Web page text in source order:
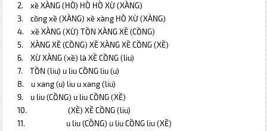
2.
xề XÀNG(HÒ) HÒ HÒ XỪ (XÀNG)
3.
cồng xề(XÀNG) xề xàng HÒ XỪ (XÀNG)
4.
xề XÀNG(XỪ) TỒN XÀNG XỀ (CỒNG)
5.
XÀNG XỀ(CỒNG) XỀ XÀNG XỀ CỒNG (XỀ)
6.
XỪ XÀNG(xề) là XỀ CỒNG (liu)
7.
TỒN (liu) u liu CỒNG liu (u)
8.
u xang(u) liu u xang (liu)
9.
u liu(CỒNG) u liu CỒNG (XỀ)
10.
(XỀ) XỀ CỒNG (liu)
11.
u liu(CỒNG) u liu CỒNG liu (XỀ)